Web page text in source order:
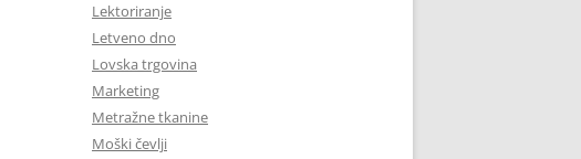
Lektoriranje
Letveno dno
Lovska trgovina
Marketing
Metražne tkanine
Moški čevlji